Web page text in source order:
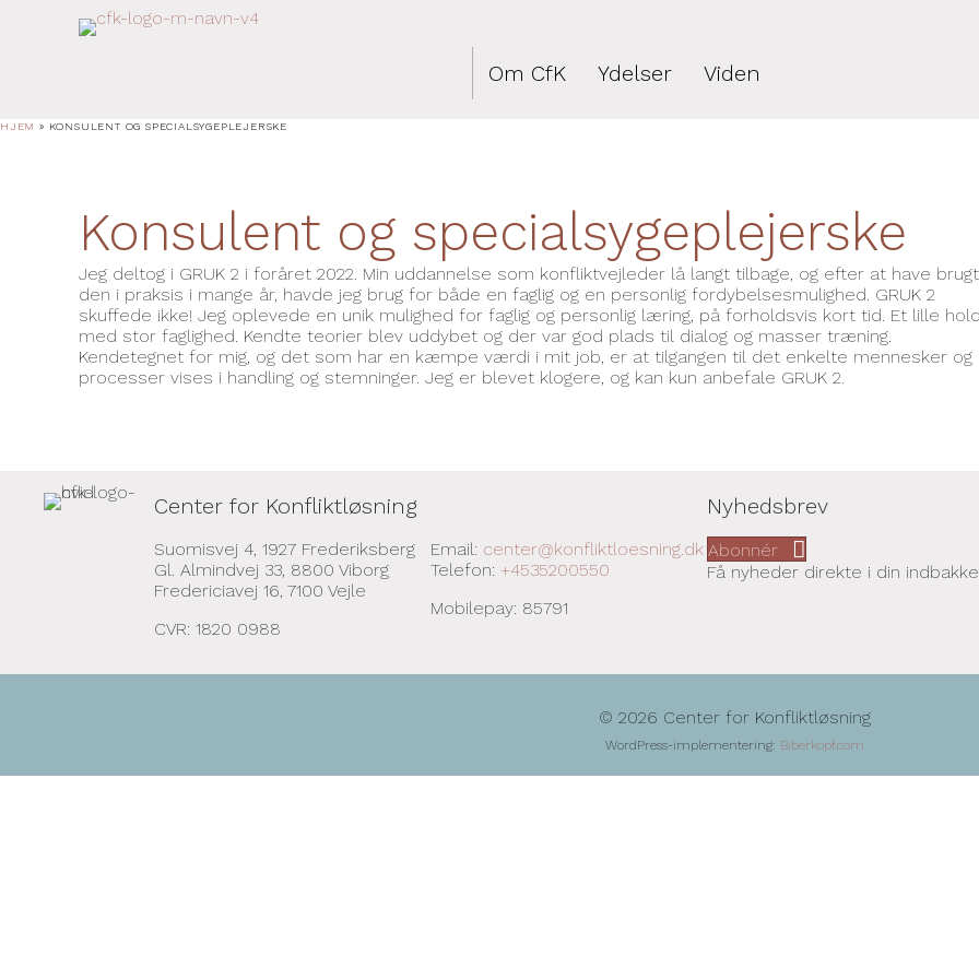
Om CfK Ydelser Viden
HJEM » KONSULENT OG SPECIALSYGEPLEJERSKE
Konsulent og specialsygeplejerske
Jeg deltog i GRUK 2 i foråret 2022. Min uddannelse som konfliktvejleder lå langt tilbage, og efter at have brugt
den i praksis i mange år, havde jeg brug for både en faglig og en personlig fordybelsesmulighed. GRUK 2
skuffede ikke! Jeg oplevede en unik mulighed for faglig og personlig læring, på forholdsvis kort tid. Et lille hold
med stor faglighed. Kendte teorier blev uddybet og der var god plads til dialog og masser træning.
Kendetegnet for mig, og det som har en kæmpe værdi i mit job, er at tilgangen til det enkelte mennesker og
processer vises i handling og stemninger. Jeg er blevet klogere, og kan kun anbefale GRUK 2.
Center for Konfliktløsning
Suomisvej 4, 1927 Frederiksberg
Gl. Almindvej 33, 8800 Viborg
Fredericiavej 16, 7100 Vejle
CVR: 1820 0988
Email: center@konfliktloesning.dk
Telefon: +4535200550
Mobilepay: 85791
Nyhedsbrev
Abonnér
Få nyheder direkte i din indbakke
© 2026 Center for Konfliktløsning
WordPress-implementering: Biberkopf.com